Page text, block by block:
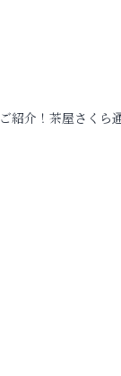
紹介！茶屋さくら